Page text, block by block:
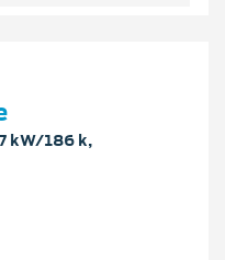
kW/186 k,